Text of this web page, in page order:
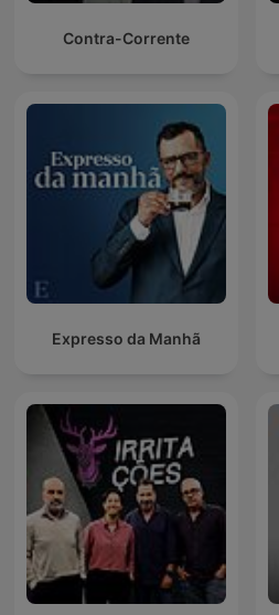
Contra-Corrente
Expresso da Manhã